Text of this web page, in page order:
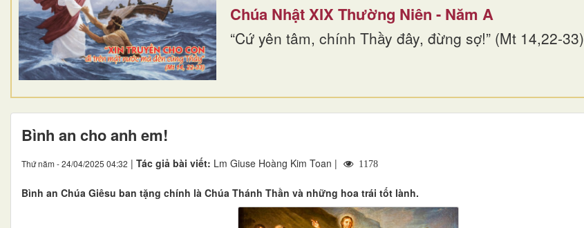
Chúa Nhật XIX Thường Niên - Năm A
“Cứ yên tâm, chính Thầy đây, đừng sợ!” (Mt 14,22-33)
Bình an cho anh em!
Thứ năm - 24/04/2025 04:32 | Tác giả bài viết: Lm Giuse Hoàng Kim Toan | 1178
Bình an Chúa Giêsu ban tặng chính là Chúa Thánh Thần và những hoa trái tốt lành.